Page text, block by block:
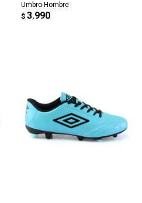
Umbro Hombre
$ 3.990